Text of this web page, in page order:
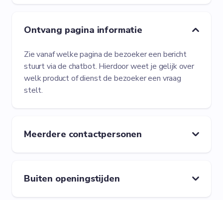
Ontvang pagina informatie
Zie vanaf welke pagina de bezoeker een bericht
stuurt via de chatbot. Hierdoor weet je gelijk over
welk product of dienst de bezoeker een vraag
stelt.
Meerdere contactpersonen
Buiten openingstijden